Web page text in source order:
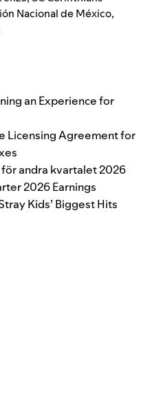
Nacional de México,
an Experience for
Licensing Agreement for
andra kvartalet 2026
2026 Earnings
Kids’ Biggest Hits